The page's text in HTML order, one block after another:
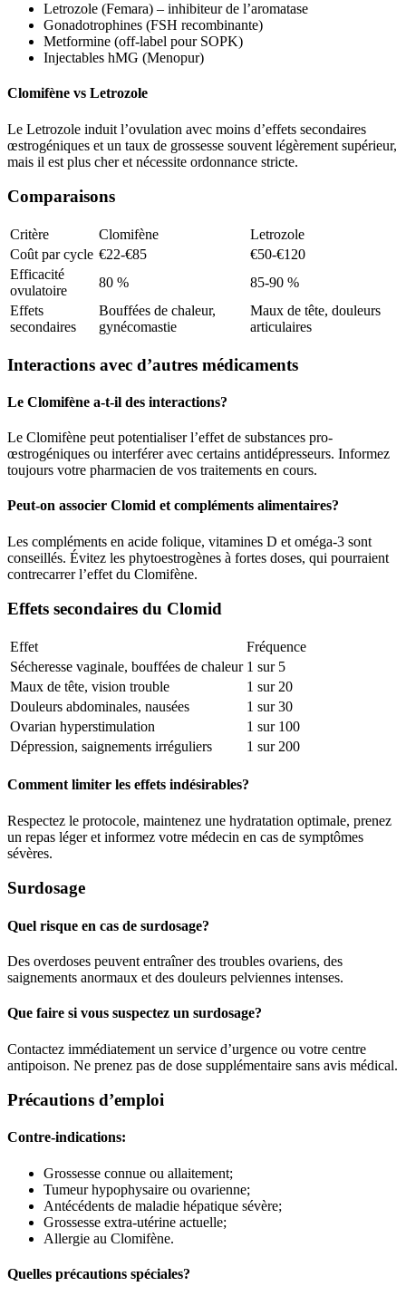
Letrozole (Femara) – inhibiteur de l’aromatase
Gonadotrophines (FSH recombinante)
Metformine (off-label pour SOPK)
Injectables hMG (Menopur)
Clomifène vs Letrozole
Le Letrozole induit l’ovulation avec moins d’effets secondaires
œstrogéniques et un taux de grossesse souvent légèrement supérieur,
mais il est plus cher et nécessite ordonnance stricte.
Comparaisons
Critère Clomifène
Letrozole
Coût par cycle €22-€85
€50-€120
Efficacité
ovulatoire
80 %
85-90 %
Effets
secondaires
Bouffées de chaleur,
gynécomastie
Maux de tête, douleurs
articulaires
Interactions avec d’autres médicaments
Le Clomifène a-t-il des interactions?
Le Clomifène peut potentialiser l’effet de substances pro-
œstrogéniques ou interférer avec certains antidépresseurs. Informez
toujours votre pharmacien de vos traitements en cours.
Peut-on associer Clomid et compléments alimentaires?
Les compléments en acide folique, vitamines D et oméga-3 sont
conseillés. Évitez les phytoestrogènes à fortes doses, qui pourraient
contrecarrer l’effet du Clomifène.
Effets secondaires du Clomid
Effet
Fréquence
Sécheresse vaginale, bouffées de chaleur 1 sur 5
Maux de tête, vision trouble
1 sur 20
Douleurs abdominales, nausées
1 sur 30
Ovarian hyperstimulation
1 sur 100
Dépression, saignements irréguliers
1 sur 200
Comment limiter les effets indésirables?
Respectez le protocole, maintenez une hydratation optimale, prenez
un repas léger et informez votre médecin en cas de symptômes
sévères.
Surdosage
Quel risque en cas de surdosage?
Des overdoses peuvent entraîner des troubles ovariens, des
saignements anormaux et des douleurs pelviennes intenses.
Que faire si vous suspectez un surdosage?
Contactez immédiatement un service d’urgence ou votre centre
antipoison. Ne prenez pas de dose supplémentaire sans avis médical.
Précautions d’emploi
Contre-indications:
Grossesse connue ou allaitement;
Tumeur hypophysaire ou ovarienne;
Antécédents de maladie hépatique sévère;
Grossesse extra-utérine actuelle;
Allergie au Clomifène.
Quelles précautions spéciales?